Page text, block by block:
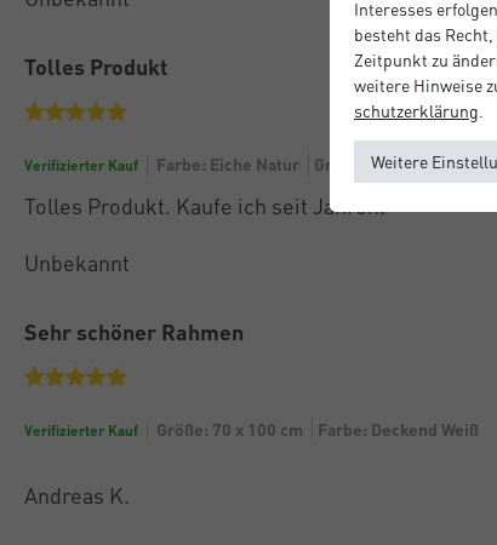
Tolles Produkt
Verifizierter Kauf Farbe: Eiche Natur Größe: 50 x 70 cm
Tolles Produkt. Kaufe ich seit Jahren.
Unbekannt
Sehr schöner Rahmen
Verifizierter Kauf Größe: 70 x 100 cm Farbe: Deckend Weiß
Andreas K.
Interesses
besteht das
Zeitpunkt zu
weitere Hinweise
schutz­erklärung
Weitere